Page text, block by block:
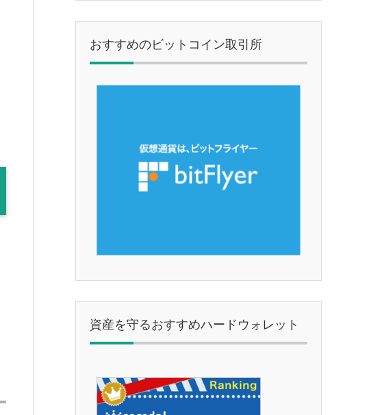
おすすめのビットコイン取引所
資産を守るおすすめハードウォレット